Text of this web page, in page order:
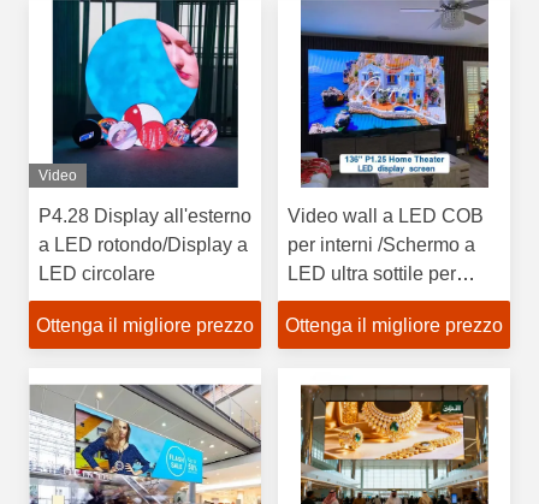
Video
P4.28 Display all'esterno
a LED rotondo/Display a
LED circolare
Ottenga il migliore prezzo
Video wall a LED COB
per interni /Schermo a
LED ultra sottile per
Home Theater
Ottenga il migliore prezzo